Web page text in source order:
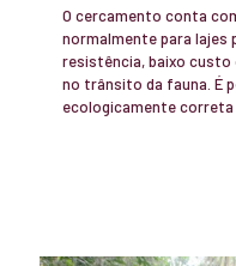
O cercamento conta
normalmente para lajes
resistência, baixo custo
no trânsito da fauna. É
ecologicamente correta